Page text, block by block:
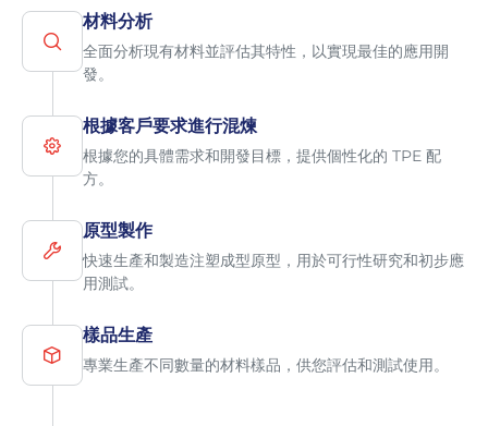
材料分析
全面分析現有材料並評估其特性，以實現最佳的應用開
發。
根據客戶要求進行混煉
根據您的具體需求和開發目標，提供個性化的 TPE 配
方。
原型製作
快速生產和製造注塑成型原型，用於可行性研究和初步應
用測試。
樣品生產
專業生產不同數量的材料樣品，供您評估和測試使用。